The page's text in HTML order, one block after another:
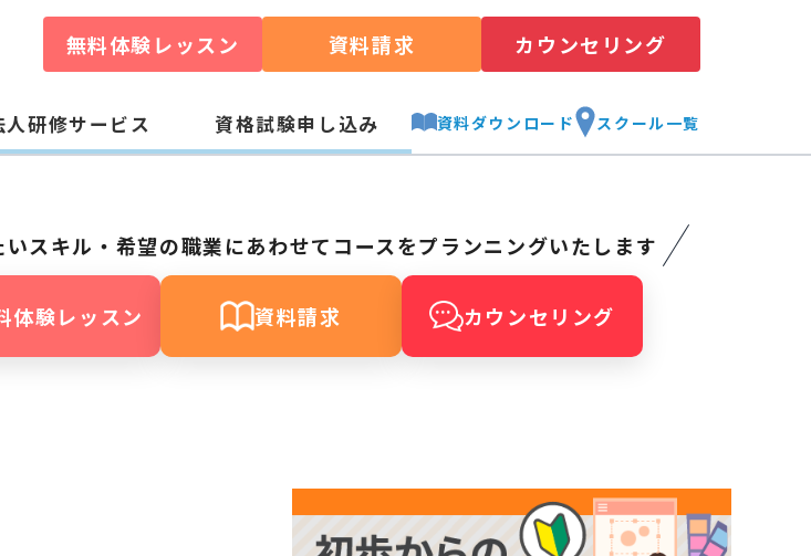
無料体験レッスン 資料請求 カウンセリング
人研修サービス 資格試験申し込み 資料ダウンロード スクール一覧
いスキル・希望の職業にあわせてコースをプランニングいたします
体験レッスン 資料請求 カウンセリング